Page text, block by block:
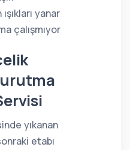
yanar
çalışmıyor
yıkanan
etabı